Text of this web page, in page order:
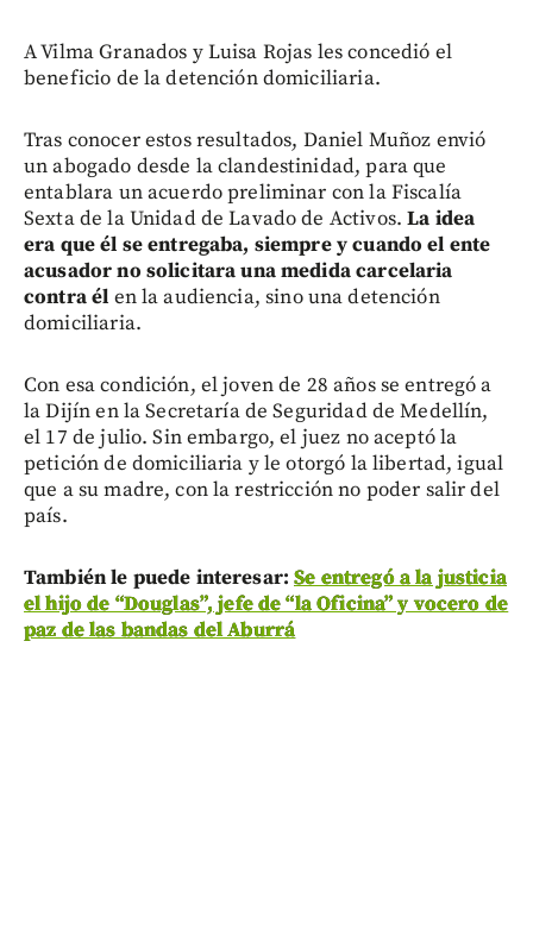
A Vilma Granados y Luisa Rojas les concedió el
beneficio de la detención domiciliaria.
Tras conocer estos resultados, Daniel Muñoz envió
un abogado desde la clandestinidad, para que
entablara un acuerdo preliminar con la Fiscalía
Sexta de la Unidad de Lavado de Activos. La idea
era que él se entregaba, siempre y cuando el ente
acusador no solicitara una medida carcelaria
contra él en la audiencia, sino una detención
domiciliaria.
Con esa condición, el joven de 28 años se entregó a
la Dijín en la Secretaría de Seguridad de Medellín,
el 17 de julio. Sin embargo, el juez no aceptó la
petición de domiciliaria y le otorgó la libertad, igual
que a su madre, con la restricción no poder salir del
país.
También le puede interesar:Se entregó a la justicia
el hijo de “Douglas”, jefe de “la Oficina” y vocero de
paz de las bandas del Aburrá